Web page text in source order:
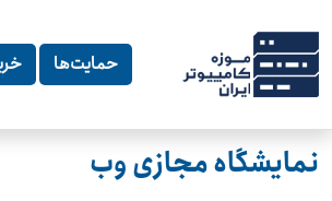
حمایت‌ها
نمایشگاه مجازی وب